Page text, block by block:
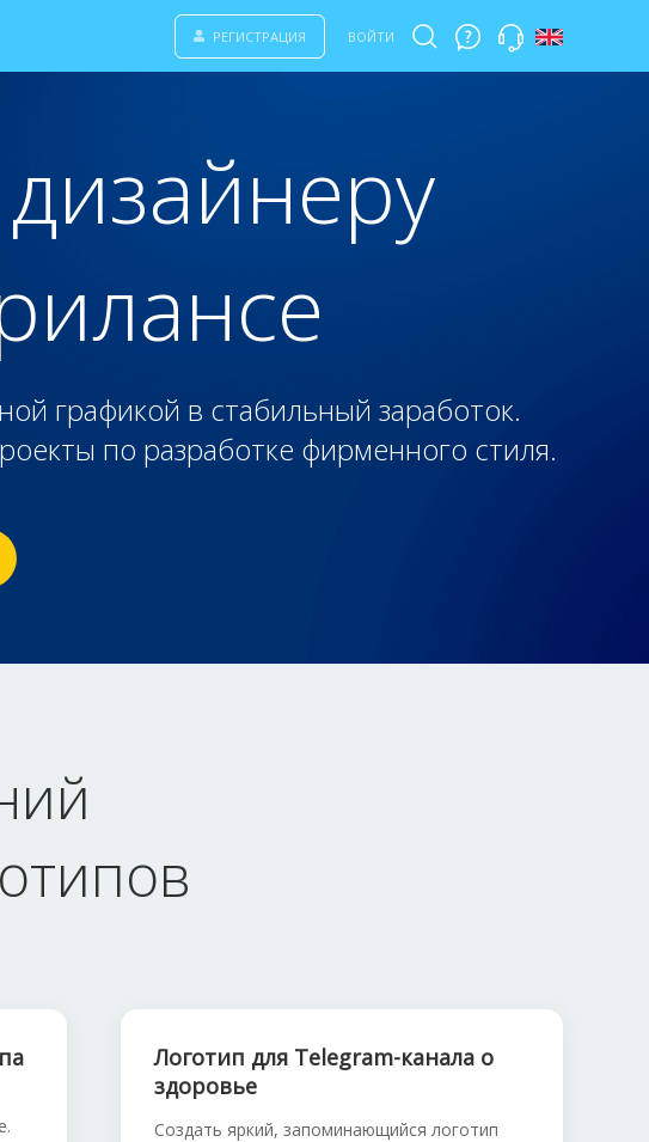
РЕГИСТРАЦИЯ ВОЙТИ
графикой в стабильный заработок.
по разработке фирменного стиля.
Логотип для Telegram-канала о
здоровье
Создать яркий, запоминающийся логотип